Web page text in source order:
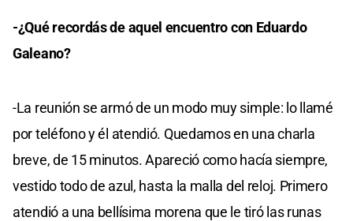
-¿Qué recordás de aquel encuentro con Eduardo
Galeano?
-La reunión se armó de un modo muy simple: lo llamé
por teléfono y él atendió. Quedamos en una charla
breve, de 15 minutos. Apareció como hacía siempre,
vestido todo de azul, hasta la malla del reloj. Primero
atendió a una bellísima morena que le tiró las runas